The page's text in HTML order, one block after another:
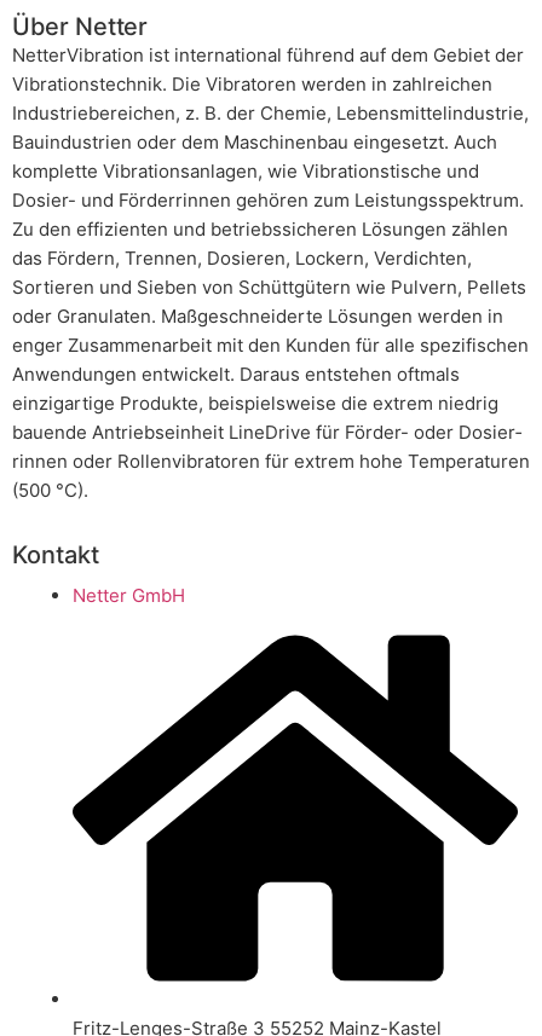
Über Netter
NetterVibration ist international führend auf dem Gebiet der
Vibrati­onstechnik. Die Vibratoren werden in zahlreichen
Industriebereichen, z. B. der Chemie, Lebensmittelindustrie,
Bauindustrien oder dem Maschinenbau eingesetzt. Auch
komplette Vibrationsanla­gen, wie Vibrationstische und
Dosier- und Förderrinnen gehören zum Leistungsspektrum.
Zu den effizienten und betriebssicheren Lösungen zählen
das Fördern, Trennen, Dosieren, Lockern, Verdichten,
Sortieren und Sieben von Schüttgütern wie Pulvern, Pellets
oder Granulaten. Maßgeschneiderte Lösungen werden in
enger Zusammenarbeit mit den Kunden für alle spezifischen
Anwendungen entwickelt. Daraus entstehen oftmals
einzigartige Produkte, beispielsweise die extrem niedrig
bauende Antriebseinheit LineDrive für Förder- oder Dosier­
rinnen oder Rollenvibratoren für extrem hohe Temperaturen
(500 °C).
Kontakt
Netter GmbH
Fritz-Lenges-Straße 3 55252 Mainz-Kastel